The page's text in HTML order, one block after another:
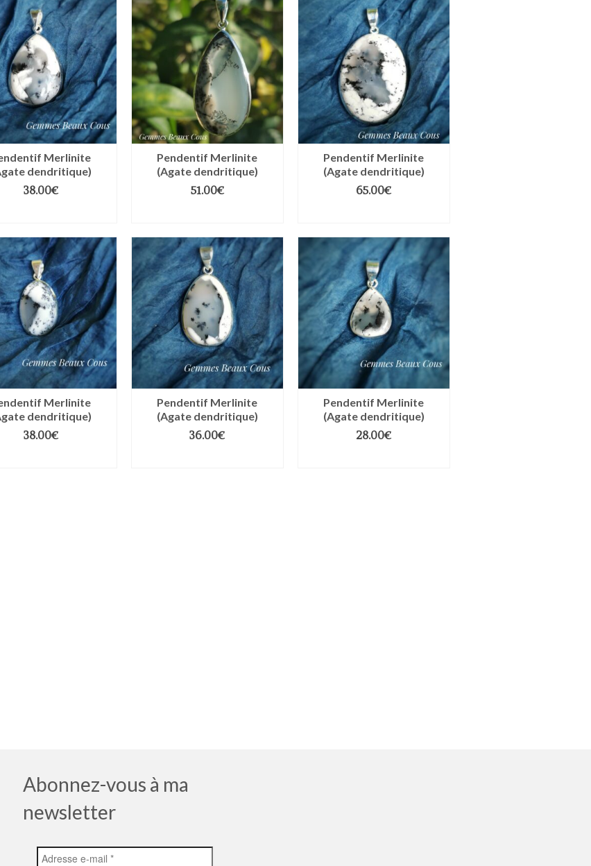
Merlinite
dendritique)
38.00€
Pendentif Merlinite
(Agate dendritique)
51.00€
Pendentif Merlinite
(Agate dendritique)
65.00€
Merlinite
dendritique)
38.00€
Pendentif Merlinite
(Agate dendritique)
36.00€
Pendentif Merlinite
(Agate dendritique)
28.00€
Abonnez-vous à ma
newsletter